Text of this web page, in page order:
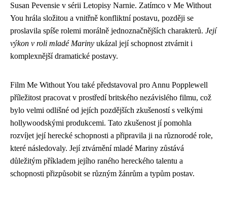
Susan Pevensie v sérii Letopisy Narnie. Zatímco v Me Without
You hrála složitou a vnitřně konfliktní postavu, později se
proslavila spíše rolemi morálně jednoznačnějších charakterů. Její
výkon v roli mladé Mariny ukázal její schopnost ztvárnit i
komplexnější dramatické postavy.
Film Me Without You také představoval pro Annu Popplewell
příležitost pracovat v prostředí britského nezávislého filmu, což
bylo velmi odlišné od jejích pozdějších zkušeností s velkými
hollywoodskými produkcemi. Tato zkušenost jí pomohla
rozvíjet její herecké schopnosti a připravila ji na různorodé role,
které následovaly. Její ztvárnění mladé Mariny zůstává
důležitým příkladem jejího raného hereckého talentu a
schopnosti přizpůsobit se různým žánrům a typům postav.